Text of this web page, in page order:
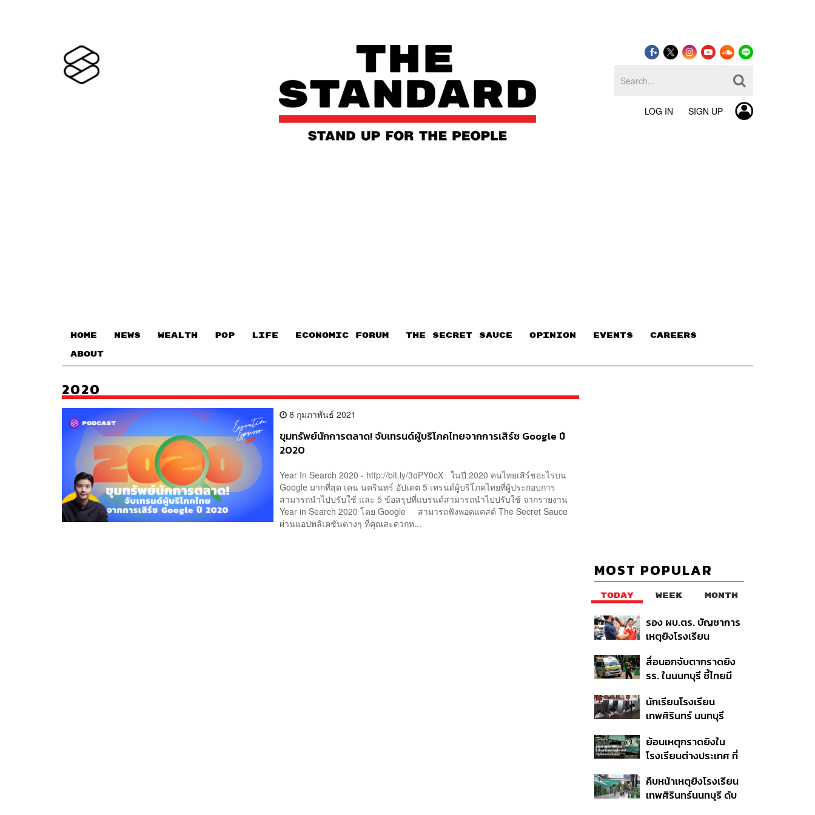
LOG IN SIGN UP
HOME NEWS WEALTH POP LIFE ECONOMIC FORUM THE SECRET SAUCE​ OPINION EVENTS CAREERS
ABOUT
2020
8 กุมภาพันธ์ 2021
ขุมทรัพย์นักการตลาด! จับเทรนด์ผู้บริโภคไทยจากการเสิร์ช Google ปี
2020
Year In Search 2020 - http://bit.ly/3oPY0cX ในปี 2020 คนไทยเสิร์ชอะไรบน
Google มากที่สุด เคน นครินทร์ อัปเดต 5 เทรนด์ผู้บริโภคไทยที่ผู้ประกอบการ
สามารถนำไปปรับใช้ และ 5 ข้อสรุปที่แบรนด์สามารถนำไปปรับใช้ จากรายงาน
Year in Search 2020 โดย Google สามารถฟังพอดแคสต์ The Secret Sauce
ผ่านแอปพลิเคชันต่างๆ ที่คุณสะดวกห...
MOST POPULAR
TODAY WEEK MONTH
รอง ผบ.ตร. บัญชาการ
เหตุยิงโรงเรียน
ค้นหา 2 รอบยืนยันไร้คน
ติดค้าง พบศพปู่-ย่าที่
สื่อนอกจับตากราดยิง
รร. ในนนทบุรี ชี้ไทยมี
ในระดับต้นของภูมิภาค
นักเรียนโรงเรียน
เทพศิรินทร์ นนทบุรี
ปลอดภัยชั่วคราว หลัง
เหตุใช้อาวุธปืนภายใน
ย้อนเหตุกราดยิงใน
โรงเรียนต่างประเทศ ที่
คืบหน้าเหตุยิงโรงเรียน
เทพศิรินทร์นนทบุรี ดับ